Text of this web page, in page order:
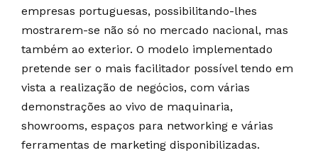
empresas portuguesas, possibilitando-lhes
mostrarem-se não só no mercado nacional, mas
também ao exterior. O modelo implementado
pretende ser o mais facilitador possível tendo em
vista a realização de negócios, com várias
demonstrações ao vivo de maquinaria,
showrooms, espaços para networking e várias
ferramentas de marketing disponibilizadas.